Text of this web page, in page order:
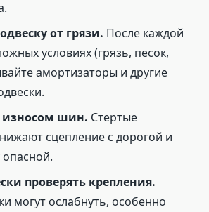
от грязи. После каждой
условиях (грязь, песок,
амортизаторы и другие
износом шин. Стертые
сцепление с дорогой и
опасной.
проверять крепления.
могут ослабнуть, особенно